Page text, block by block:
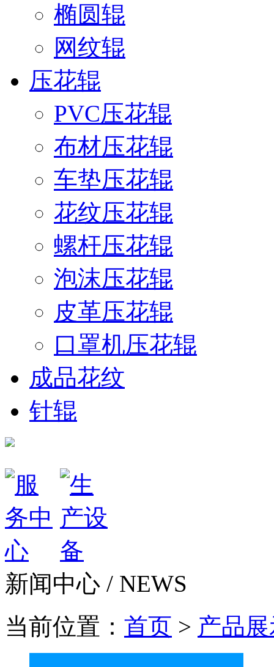
椭圆辊
网纹辊
压花辊
PVC压花辊
布材压花辊
车垫压花辊
花纹压花辊
螺杆压花辊
泡沫压花辊
皮革压花辊
口罩机压花辊
成品花纹
针辊
新闻中心 / NEWS
当前位置： 首页 > 产品